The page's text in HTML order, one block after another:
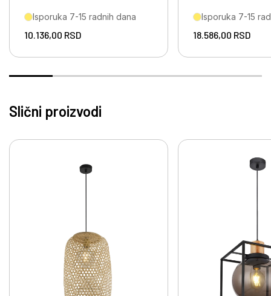
Isporuka 7-15 radnih dana
10.136,00 RSD
Isporuka 7-15
18.586,00 RSD
Slični proizvodi